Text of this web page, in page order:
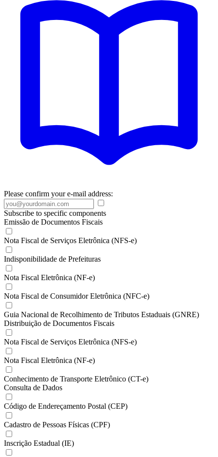
Please confirm your e-mail address:
Subscribe to specific components
Emissão de Documentos Fiscais
Nota Fiscal de Serviços Eletrônica (NFS-e)
Indisponibilidade de Prefeituras
Nota Fiscal Eletrônica (NF-e)
Nota Fiscal de Consumidor Eletrônica (NFC-e)
Guia Nacional de Recolhimento de Tributos Estaduais (GNRE)
Distribuição de Documentos Fiscais
Nota Fiscal de Serviços Eletrônica (NFS-e)
Nota Fiscal Eletrônica (NF-e)
Conhecimento de Transporte Eletrônico (CT-e)
Consulta de Dados
Código de Endereçamento Postal (CEP)
Cadastro de Pessoas Físicas (CPF)
Inscrição Estadual (IE)